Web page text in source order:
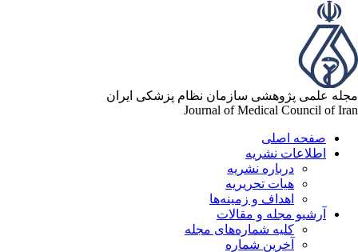
علمی پژوهشی سازمان نظام پزشکی ایران
Journal of Medical Council of
صفحه اصلی
اطلاعات نشریه
درباره نشریه
هیات تحریریه
اهداف و زمینه‌ها
آرشیو مجله و مقالات
کلیه شماره‌های مجله
آخرین شماره